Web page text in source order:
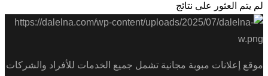
لم يتم العثور على نتائج
موقع إعلانات مبوبة مجانية تشمل جميع الخدمات للأفراد والشركات